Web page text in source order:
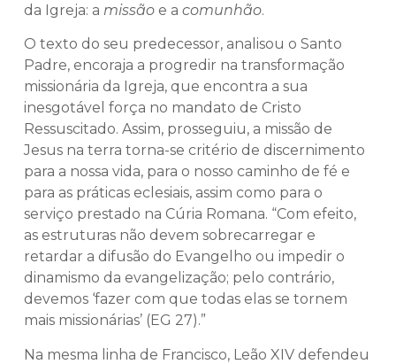
da Igreja: a missão e a comunhão.
O texto do seu predecessor, analisou o Santo
Padre, encoraja a progredir na transformação
missionária da Igreja, que encontra a sua
inesgotável força no mandato de Cristo
Ressuscitado. Assim, prosseguiu, a missão de
Jesus na terra torna-se critério de discernimento
para a nossa vida, para o nosso caminho de fé e
para as práticas eclesiais, assim como para o
serviço prestado na Cúria Romana. “Com efeito,
as estruturas não devem sobrecarregar e
retardar a difusão do Evangelho ou impedir o
dinamismo da evangelização; pelo contrário,
devemos ‘fazer com que todas elas se tornem
mais missionárias’ (EG 27).”
Na mesma linha de Francisco, Leão XIV defendeu